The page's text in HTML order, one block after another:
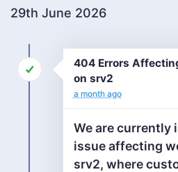
29th June 2026
404 Errors
on srv2
a month ago
We are currently
issue affecting
srv2, where